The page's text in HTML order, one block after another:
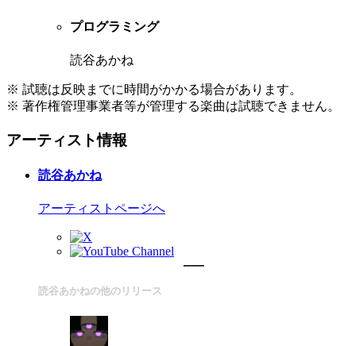
プログラミング
読谷あかね
※ 試聴は反映までに時間がかかる場合があります。
※ 著作権管理事業者等が管理する楽曲は試聴できません。
アーティスト情報
読谷あかね
アーティストページへ
読谷あかねの他のリリース